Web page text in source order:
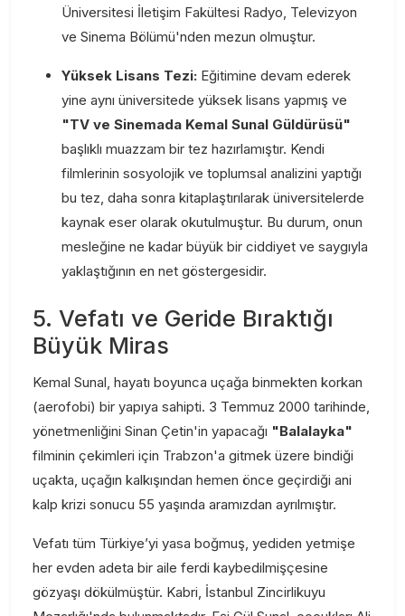
Üniversitesi İletişim Fakültesi Radyo, Televizyon
ve Sinema Bölümü'nden mezun olmuştur.
Yüksek Lisans Tezi: Eğitimine devam ederek
yine aynı üniversitede yüksek lisans yapmış ve
"TV ve Sinemada Kemal Sunal Güldürüsü"
başlıklı muazzam bir tez hazırlamıştır. Kendi
filmlerinin sosyolojik ve toplumsal analizini yaptığı
bu tez, daha sonra kitaplaştırılarak üniversitelerde
kaynak eser olarak okutulmuştur. Bu durum, onun
mesleğine ne kadar büyük bir ciddiyet ve saygıyla
yaklaştığının en net göstergesidir.
5. Vefatı ve Geride Bıraktığı
Büyük Miras
Kemal Sunal, hayatı boyunca uçağa binmekten korkan
(aerofobi) bir yapıya sahipti. 3 Temmuz 2000 tarihinde,
yönetmenliğini Sinan Çetin'in yapacağı "Balalayka"
filminin çekimleri için Trabzon'a gitmek üzere bindiği
uçakta, uçağın kalkışından hemen önce geçirdiği ani
kalp krizi sonucu 55 yaşında aramızdan ayrılmıştır.
Vefatı tüm Türkiye’yi yasa boğmuş, yediden yetmişe
her evden adeta bir aile ferdi kaybedilmişçesine
gözyaşı dökülmüştür. Kabri, İstanbul Zincirlikuyu